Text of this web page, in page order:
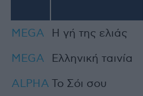
MEGA
H γή της ελιάς
MEGA
Ελληνική ταινία
ALPHA Το Σόι σου